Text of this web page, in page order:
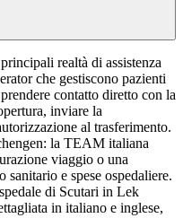
realtà di assistenza
che gestiscono pazienti
contatto diretto con la
inviare la
al trasferimento.
la TEAM italiana
viaggio o una
e spese ospedaliere.
di Scutari in Lek
in italiano e inglese,